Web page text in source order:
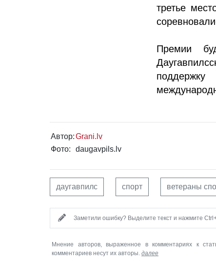
третье
Премии
Автор:Grani.lv
Фото:
daugavpils.lv
даугавпилс спорт ветераны
Заметили ошибку? Выделите текст и нажмите
Мнение авторов, выраженное в комментариях к
комментариев несут их авторы. далее